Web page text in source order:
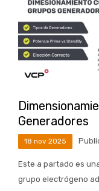
Generadores
18 nov 2025
Este a partado es
grupo electrógeno